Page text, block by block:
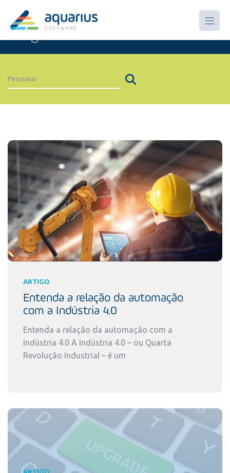
Artigos
ARTIGO
Entenda a relação da automação
com a Indústria 4.0
Entenda a relação da automação com a
Indústria 4.0 A Indústria 4.0 – ou Quarta
Revolução Industrial – é um
ARTIGO